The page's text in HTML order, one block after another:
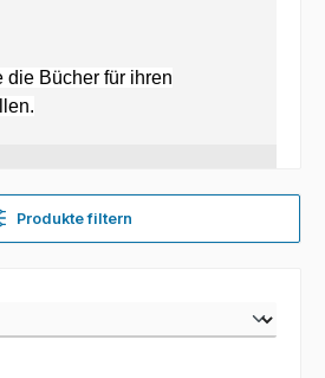
die Bücher für ihren
Produkte filtern